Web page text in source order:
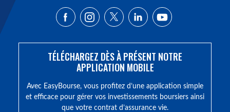
TÉLÉCHARGEZ DÈS À PRÉSENT NOTRE
APPLICATION MOBILE
Avec EasyBourse, vous profitez d’une application simple
et efficace pour gérer vos investissements boursiers ainsi
que votre contrat d’assurance vie.